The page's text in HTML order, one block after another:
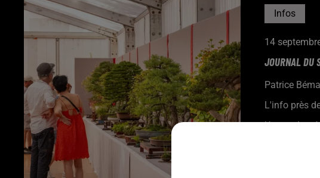
Infos
14
JOURNAL DU
Patrice
L'info près
Un
provisoire
d'avoir
Jean-Marie